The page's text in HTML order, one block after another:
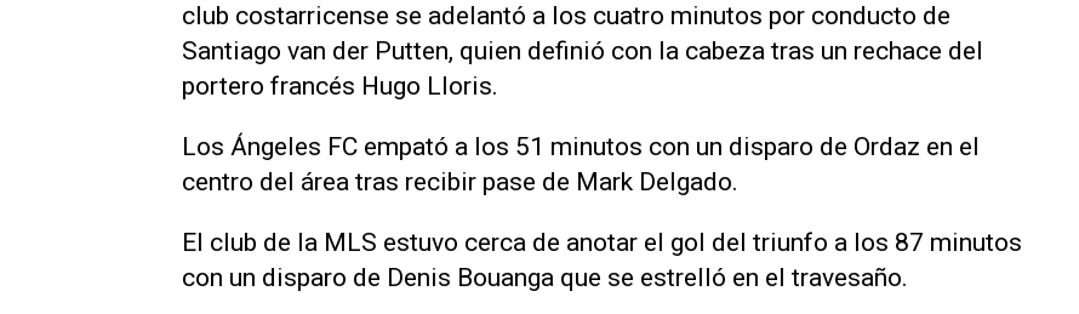
club costarricense se adelantó a los cuatro minutos por conducto de
Santiago van der Putten, quien definió con la cabeza tras un rechace del
portero francés Hugo Lloris.
Los Ángeles FC empató ⁠a los 51 minutos con un disparo de Ordaz en el
centro del área tras recibir pase de Mark Delgado.
El club de la MLS estuvo cerca de anotar el gol del triunfo a los 87 minutos
con un disparo de Denis Bouanga que se estrelló en el travesaño.